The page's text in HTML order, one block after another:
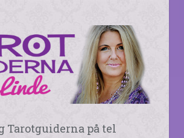
Tarotguiderna på tel